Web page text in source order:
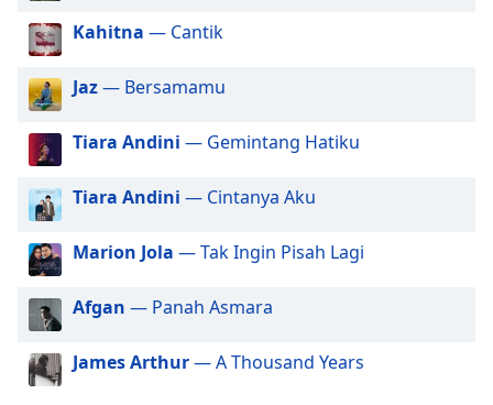
Audio
Track
Picture-
in-
Fullscreen
This
modal
window.
Beginning
dialog
window.
Kahitna — Cantik
Jaz— Bersamamu
Tiara Andini — Gemintang Hatiku
Tiara Andini — Cintanya Aku
Marion Jola — Tak Ingin Pisah Lagi
Afgan — Panah Asmara
James Arthur— A Thousand Years